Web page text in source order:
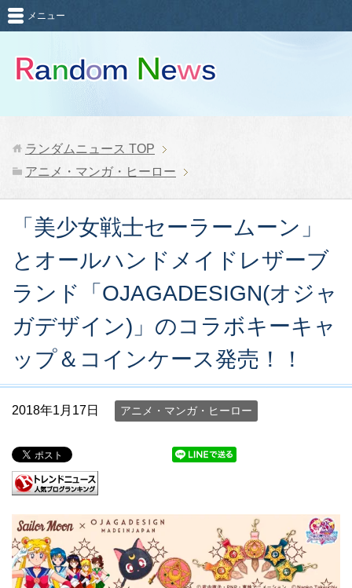
メニュー
ランダムニュース TOP
アニメ・マンガ・ヒーロー
「美少女戦士セーラームーン」
とオールハンドメイドレザーブ
ランド「OJAGADESIGN(オジャ
ガデザイン)」のコラボキーキャ
ップ＆コインケース発売！！
2018年1月17日 アニメ・マンガ・ヒーロー